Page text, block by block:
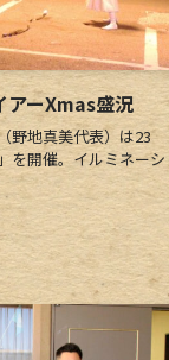
ーXmas盛況
地真美代表）は23
を開催。イルミネーシ